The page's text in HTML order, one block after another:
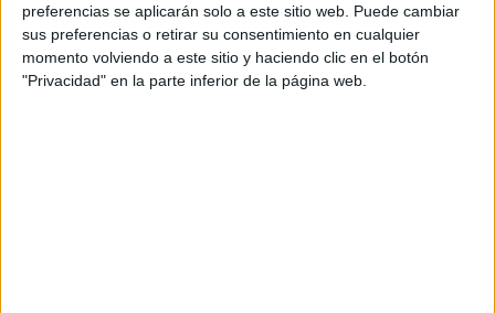
preferencias se aplicarán solo a este sitio web. Puede cambiar
sus preferencias o retirar su consentimiento en cualquier
momento volviendo a este sitio y haciendo clic en el botón
"Privacidad" en la parte inferior de la página web.